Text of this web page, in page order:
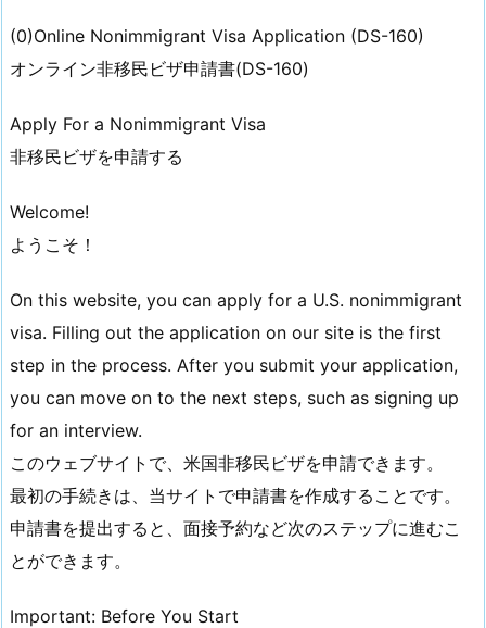
(0)Online Nonimmigrant Visa Application (DS-160)
オンライン非移民ビザ申請書(DS-160)
Apply For a Nonimmigrant Visa
非移民ビザを申請する
Welcome!
ようこそ！
On this website, you can apply for a U.S. nonimmigrant
visa. Filling out the application on our site is the first
step in the process. After you submit your application,
you can move on to the next steps, such as signing up
for an interview.
このウェブサイトで、米国非移民ビザを申請できます。
最初の手続きは、当サイトで申請書を作成することです。
申請書を提出すると、面接予約など次のステップに進むこ
とができます。
Important: Before You Start